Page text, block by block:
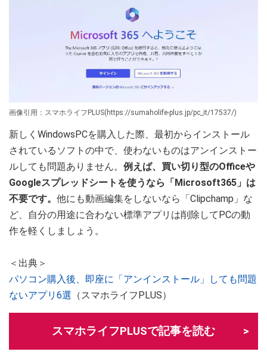
画像引用：スマホライフPLUS(https://sumaholife-plus.jp/pc_it/17537/)
新しくWindowsPCを購入した際、最初からインストール
されているソフトの中で、使わないものはアンインストー
ルしても問題ありません。 例えば、買い切り型のOfficeや
Googleスプレッドシートを使うなら「Microsoft365」は
不要です。 他にも動画編集をしないなら「Clipchamp」な
ど、自分の用途に合わない標準アプリは削除してPCの動
作を軽くしましょう。
＜出典＞
パソコン購入後、即座に「アンインストール」しても問題
ないアプリ6選 （スマホライフPLUS）
スマホライフPLUSで記事を読む